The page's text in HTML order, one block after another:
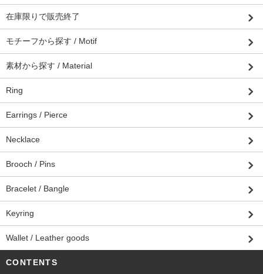
在庫限りで販売終了
モチーフから探す / Motif
素材から探す / Material
Ring
Earrings / Pierce
Necklace
Brooch / Pins
Bracelet / Bangle
Keyring
Wallet / Leather goods
CONTENTS